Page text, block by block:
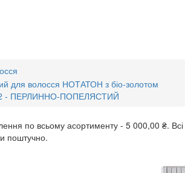
для волосся НОТАТОН з біо-золотом
- ПЕРЛИННО-ПОПЕЛЯСТИЙ
по всьому асортименту - 5 000,00 ₴. Всі
поштучно.